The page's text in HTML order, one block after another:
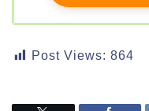
Post Views: 864